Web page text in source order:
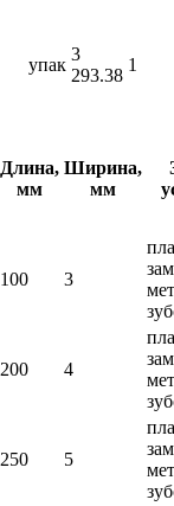
упак
3
293.38
1
Длина,
мм
Ширина,
мм
100 3
200 4
250 5